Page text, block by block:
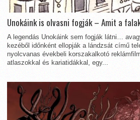
Unokáink is olvasni fogják – Amit a
A legendás Unokáink sem fogják látni…
kezéből időnként ellopják a lándzsát című
nyolcvanas évekbeli korszakalkotó
atlaszokkal és kariatidákkal, egy...